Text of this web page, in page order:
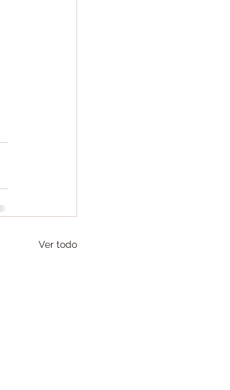
Ver todo